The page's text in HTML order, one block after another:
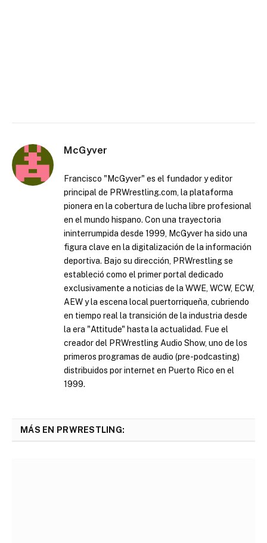
McGyver
Francisco "McGyver" es el fundador y editor
principal de PRWrestling.com, la plataforma
pionera en la cobertura de lucha libre profesional
en el mundo hispano. Con una trayectoria
ininterrumpida desde 1999, McGyver ha sido una
figura clave en la digitalización de la información
deportiva. Bajo su dirección, PRWrestling se
estableció como el primer portal dedicado
exclusivamente a noticias de la WWE, WCW, ECW,
AEW y la escena local puertorriqueña, cubriendo
en tiempo real la transición de la industria desde
la era "Attitude" hasta la actualidad. Fue el
creador del PRWrestling Audio Show, uno de los
primeros programas de audio (pre-podcasting)
distribuidos por internet en Puerto Rico en el
1999.
MÁS EN PRWRESTLING: